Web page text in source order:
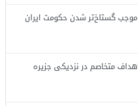
گستاخ‌تر شدن حکومت ایران
متخاصم در نزدیکی جزیره